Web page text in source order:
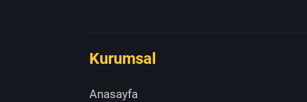
Kurumsal
Anasayfa